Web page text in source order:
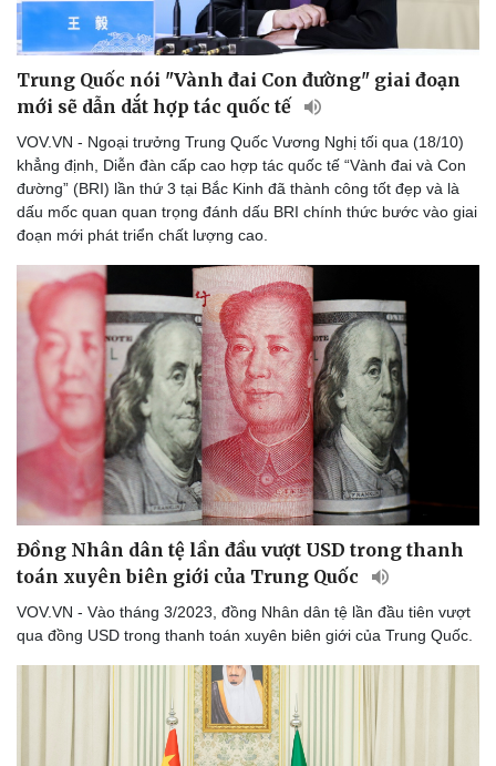
Văn hóa
Sân khấu - Điện ảnh
Âm nhạc
Di sản
Giải trí
Nghệ sĩ
Sao Việt
Podcast
Trung Quốc nói "Vành đai Con đường" giai đoạn
mới sẽ dẫn dắt hợp tác quốc tế
VOV.VN - ​​Ngoại trưởng Trung Quốc Vương Nghị tối qua (18/10)
khẳng định, Diễn đàn cấp cao hợp tác quốc tế “Vành đai và Con
đường” (BRI) lần thứ 3 tại Bắc Kinh đã thành công tốt đẹp và là
dấu mốc quan quan trọng đánh dấu BRI chính thức bước vào giai
đoạn mới phát triển chất lượng cao.
Đồng Nhân dân tệ lần đầu vượt USD trong thanh
toán xuyên biên giới của Trung Quốc
VOV.VN - Vào tháng 3/2023, đồng Nhân dân tệ lần đầu tiên vượt
qua đồng USD trong thanh toán xuyên biên giới của Trung Quốc.